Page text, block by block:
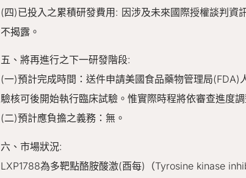
(四)已投入之累積研發費用: 因涉及未來國際授權談判資
不揭露。
五、將再進行之下一研發階段:
(一)預計完成時間：送件申請美國食品藥物管理局
驗核可後開始執行臨床試驗。惟實際時程將依審查進度調
(二)預計應負擔之義務：無。
六、市場狀況:
LXP1788為多靶點酪胺酸激(酉每)（Tyrosine kinase